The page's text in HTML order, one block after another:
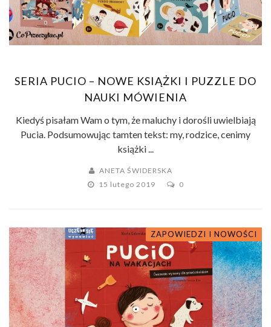
SERIA PUCIO – NOWE KSIĄŻKI I PUZZLE DO
NAUKI MÓWIENIA
Kiedyś pisałam Wam o tym, że maluchy i dorośli uwielbiają
Pucia. Podsumowując tamten tekst: my, rodzice, cenimy
książki ...
ANETA ŚWIDERSKA
15 lutego 2019
0
ZAPOWIEDZI I NOWOŚCI